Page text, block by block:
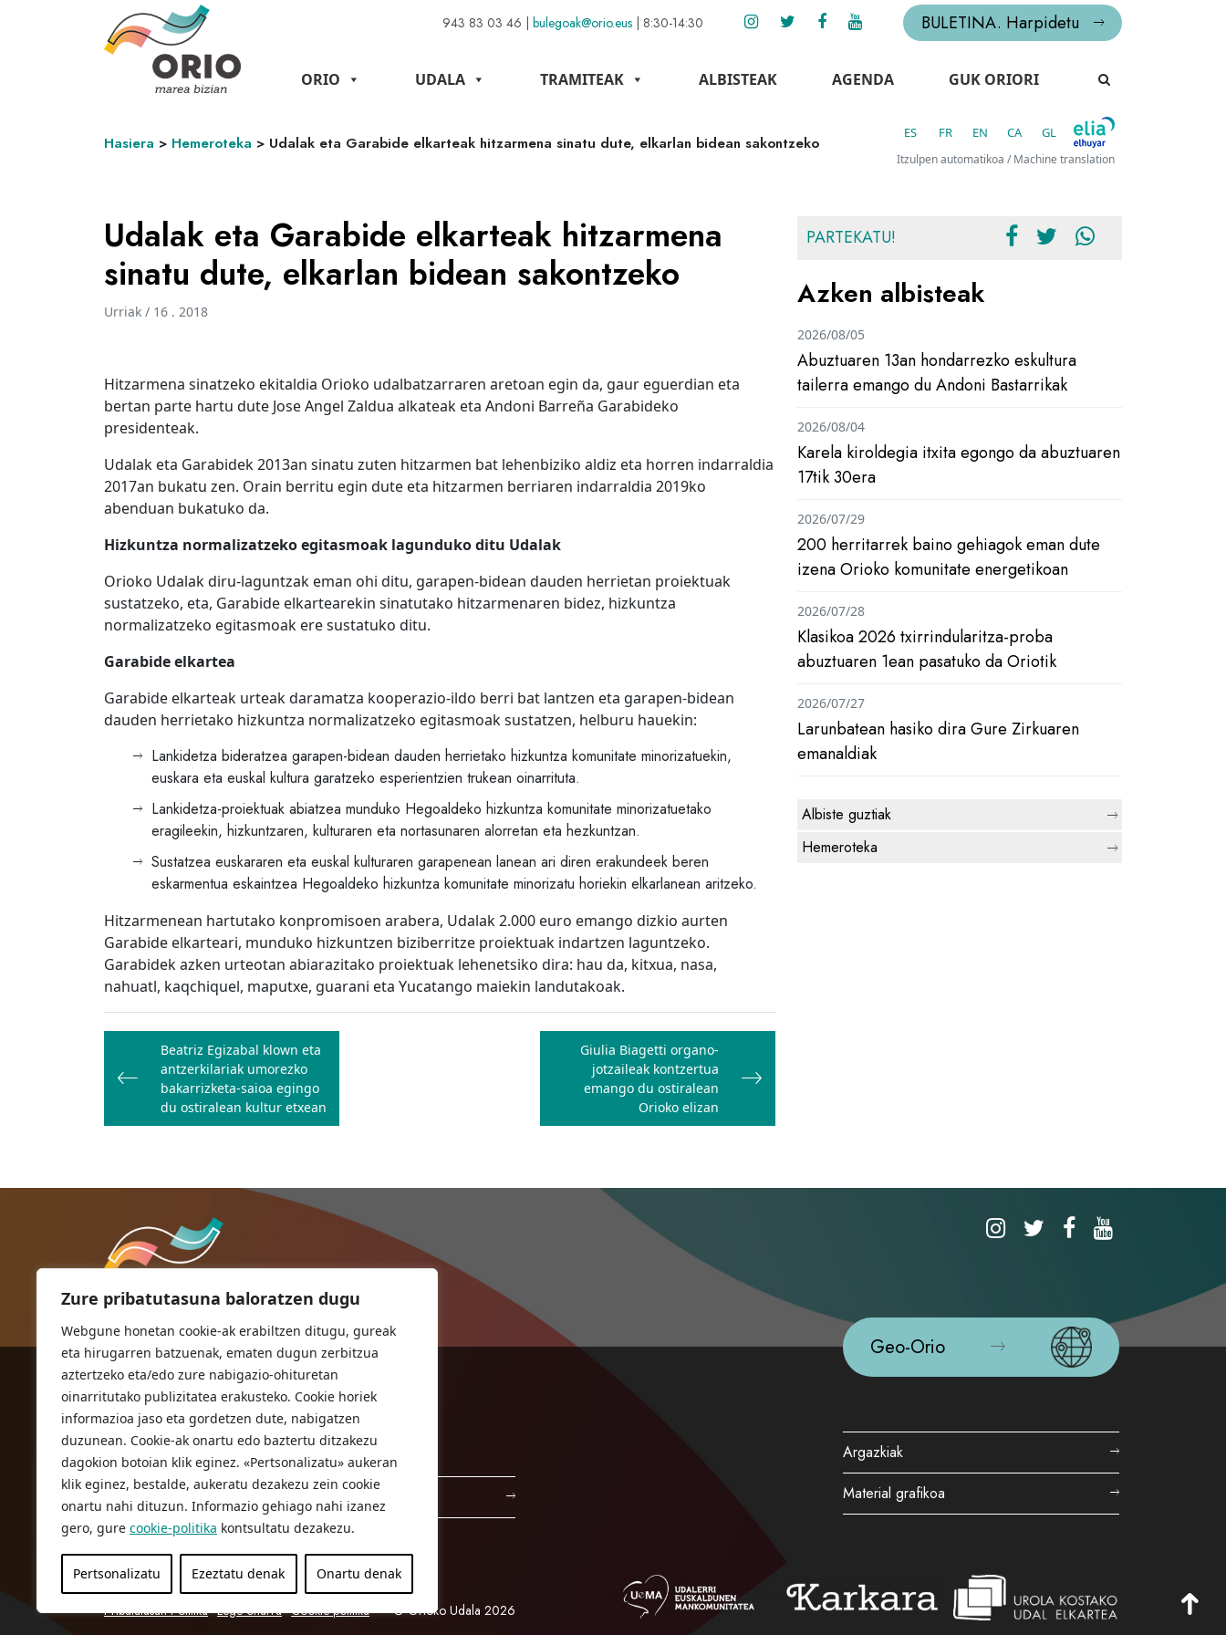
Zure pribatutasuna baloratzen dugu
Webgune honetan cookie-ak erabiltzen ditugu, gureak
eta hirugarren batzuenak, ematen dugun zerbitzua
aztertzeko eta/edo zure nabigazio-ohituretan
oinarritutako publizitatea erakusteko. Cookie horiek
informazioa jaso eta gordetzen dute, nabigatzen
duzunean. Cookie-ak onartu edo baztertu ditzakezu
dagokion botoian klik eginez. «Pertsonalizatu» aukeran
klik eginez, bestalde, aukeratu dezakezu zein cookie
onartu nahi dituzun. Informazio gehiago nahi izanez
gero, gure cookie-politika kontsultatu dezakezu.
Pertsonalizatu Ezeztatu denak Onartu denak
943 83 03 46 | bulegoak@orio.eus | 8:30-14:30 BULETINA. Harpidetu
ORIO UDALA TRAMITEAK ALBISTEAK AGENDA GUK ORIORI
Hasiera > Hemeroteka > Udalak eta Garabide elkarteak hitzarmena sinatu dute, elkarlan bidean sakontzeko
ES FR EN CA GL
Itzulpen automatikoa / Machine translation
Udalak eta Garabide elkarteak hitzarmena
sinatu dute, elkarlan bidean sakontzeko
Urriak / 16 . 2018
Hitzarmena sinatzeko ekitaldia Orioko udalbatzarraren aretoan egin da, gaur eguerdian eta
bertan parte hartu dute Jose Angel Zaldua alkateak eta Andoni Barreña Garabideko
presidenteak.
Udalak eta Garabidek 2013an sinatu zuten hitzarmen bat lehenbiziko aldiz eta horren indarraldia
2017an bukatu zen. Orain berritu egin dute eta hitzarmen berriaren indarraldia 2019ko
abenduan bukatuko da.
Hizkuntza normalizatzeko egitasmoak lagunduko ditu Udalak
Orioko Udalak diru-laguntzak eman ohi ditu, garapen-bidean dauden herrietan proiektuak
sustatzeko, eta, Garabide elkartearekin sinatutako hitzarmenaren bidez, hizkuntza
normalizatzeko egitasmoak ere sustatuko ditu.
Garabide elkartea
Garabide elkarteak urteak daramatza kooperazio-ildo berri bat lantzen eta garapen-bidean
dauden herrietako hizkuntza normalizatzeko egitasmoak sustatzen, helburu hauekin:
Lankidetza bideratzea garapen-bidean dauden herrietako hizkuntza komunitate minorizatuekin,
euskara eta euskal kultura garatzeko esperientzien trukean oinarrituta.
Lankidetza-proiektuak abiatzea munduko Hegoaldeko hizkuntza komunitate minorizatuetako
eragileekin, hizkuntzaren, kulturaren eta nortasunaren alorretan eta hezkuntzan.
Sustatzea euskararen eta euskal kulturaren garapenean lanean ari diren erakundeek beren
eskarmentua eskaintzea Hegoaldeko hizkuntza komunitate minorizatu horiekin elkarlanean aritzeko.
Hitzarmenean hartutako konpromisoen arabera, Udalak 2.000 euro emango dizkio aurten
Garabide elkarteari, munduko hizkuntzen biziberritze proiektuak indartzen laguntzeko.
Garabidek azken urteotan abiarazitako proiektuak lehenetsiko dira: hau da, kitxua, nasa,
nahuatl, kaqchiquel, maputxe, guarani eta Yucatango maiekin landutakoak.
Bidalketetan
zehar
nabigatu
Beatriz Egizabal klown eta
antzerkilariak umorezko
bakarrizketa-saioa egingo
du ostiralean kultur etxean
Giulia Biagetti organo-
jotzaileak kontzertua
emango du ostiralean
Orioko elizan
PARTEKATU!
Azken albisteak
Abuztuaren 13an hondarrezko eskultura
tailerra emango du Andoni Bastarrikak
2026/08/05
Karela kiroldegia itxita egongo da abuztuaren
17tik 30era
2026/08/04
200 herritarrek baino gehiagok eman dute
izena Orioko komunitate energetikoan
2026/07/29
Klasikoa 2026 txirrindularitza-proba
abuztuaren 1ean pasatuko da Oriotik
2026/07/28
Larunbatean hasiko dira Gure Zirkuaren
emanaldiak
2026/07/27
Albiste guztiak
Hemeroteka
Geo-Orio
Argazkiak
Material grafikoa
ORIOKO UDALA
Herriko plaza,1
20810 Orio (Gipuzkoa)
T. 943 83 03 46
bulegoak@orio.eus
Pribatutasun Politika Lege oharra Cookie politika © Orioko Udala 2026